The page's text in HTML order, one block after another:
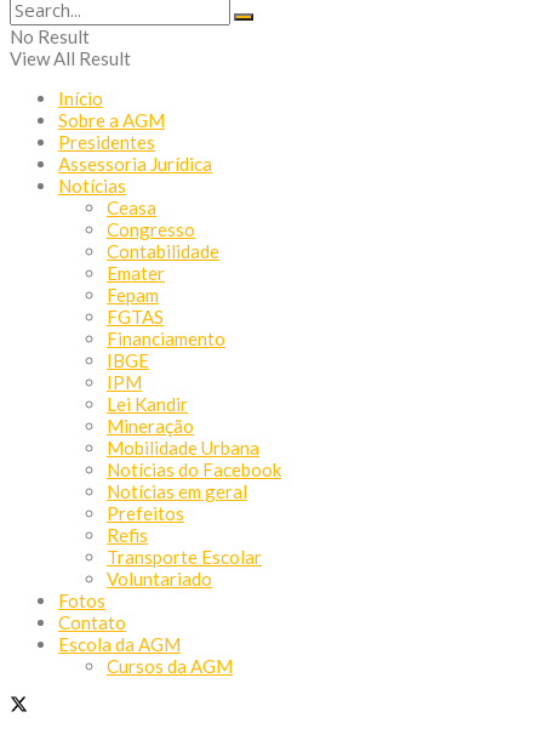
No Result
View All Result
Início
Sobre a AGM
Presidentes
Assessoria Jurídica
Notícias
Ceasa
Congresso
Contabilidade
Emater
Fepam
FGTAS
Financiamento
IBGE
IPM
Lei Kandir
Mineração
Mobilidade Urbana
Notícias do Facebook
Notícias em geral
Prefeitos
Refis
Transporte Escolar
Voluntariado
Fotos
Contato
Escola da AGM
Cursos da AGM